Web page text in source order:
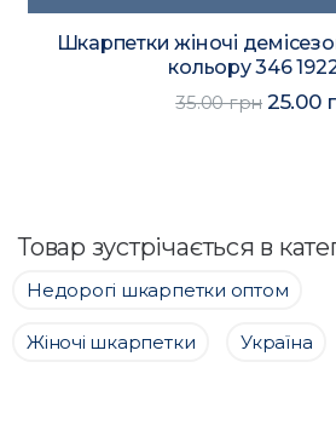
Шкарпетки жіночі
кольору 346
35.00 грн 25.00
Товар зустрічається в
Недорогі шкарпетки оптом
Жіночі шкарпетки Україна